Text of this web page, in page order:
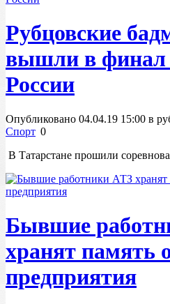
Рубцовские
вышли в финал
России
Опубликовано 04.04.19 15:00 в
Спорт 0
В Татарстане прошили
Бывшие
хранят память
предприятия